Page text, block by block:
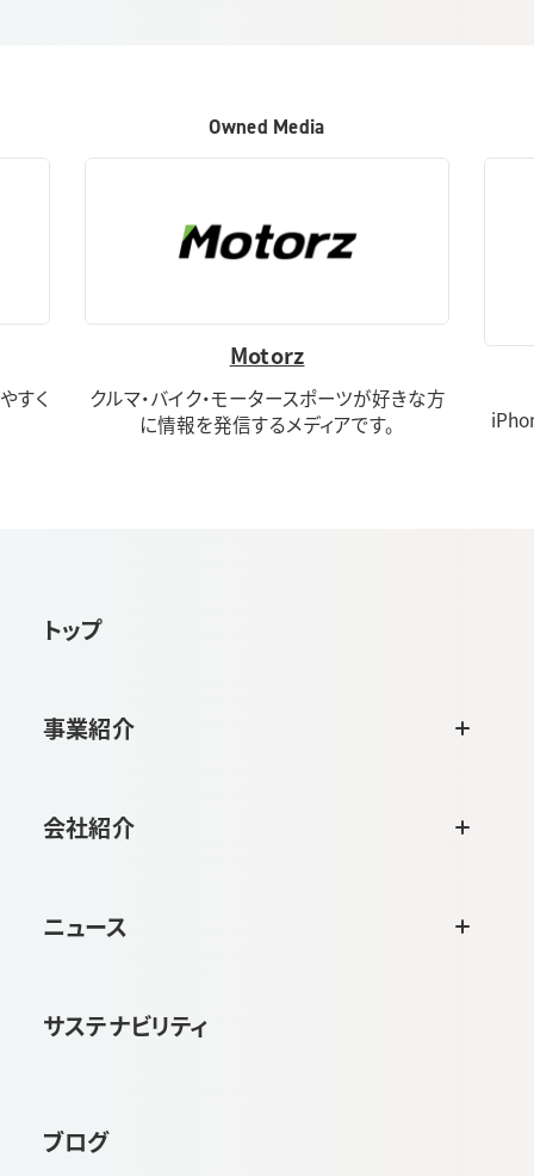
Owned Media
すく
Motorz
クルマ・バイク・モータースポーツが好きな方
に情報を発信するメディアです。
トップ
事業紹介
会社紹介
ニュース
サステナビリティ
ブログ